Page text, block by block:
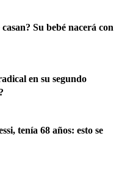
Su bebé nacerá con
en su segundo
tenía 68 años: esto se